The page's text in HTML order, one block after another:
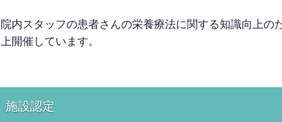
院内スタッフの患者さんの栄養療法に関する知識向上
上開催しています。
施設認定